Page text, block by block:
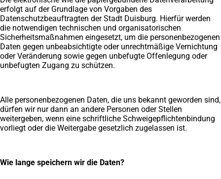
erfolgt auf der Grundlage von Vorgaben des
Datenschutzbeauftragten der Stadt Duisburg. Hierfür werden
die notwendigen technischen und organisatorischen
Sicherheitsmaßnahmen eingesetzt, um die personenbezogenen
Daten gegen unbeabsichtigte oder unrechtmäßige Vernichtung
oder Veränderung sowie gegen unbefugte Offenlegung oder
unbefugten Zugang zu schützen.
Alle personenbezogenen Daten, die uns bekannt geworden sind,
dürfen wir nur dann an andere Personen oder Stellen
weitergeben, wenn eine schriftliche Schweigepflichtenbindung
vorliegt oder die Weitergabe gesetzlich zugelassen ist.
Wie lange speichern wir die Daten?